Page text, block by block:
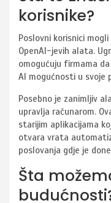
korisnike?
Poslovni korisnici
OpenAI-jevih alata.
omogućuju firmama
AI mogućnosti u svoje
Posebno je zanimljiv
upravlja računarom.
starijim aplikacijama
otvara vrata
poslovanja gdje je
Šta